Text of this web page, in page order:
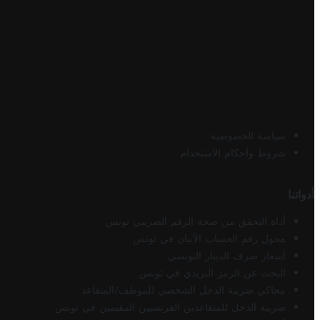
سياسة الخصوصية
شروط وأحكام الاستخدام
أدواتنا
أداة التحقق من صحة الرقم الضريبي تونس
محول رقم الحساب الآيبان في تونس
أسعار صرف الدينار التونسي
البحث عن الرمز البريدي في تونس
محاكي ضريبة الدخل الشخصي للموظف/المتقاعد
ضريبة الدخل للمتقاعدين الفرنسيين المقيمين في تونس